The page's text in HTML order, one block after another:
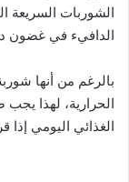
الشوربات السريعة
الدافيء في غضون
بالرغم من أنها
الحرارية، لهذا
الغذائي اليومي إذا